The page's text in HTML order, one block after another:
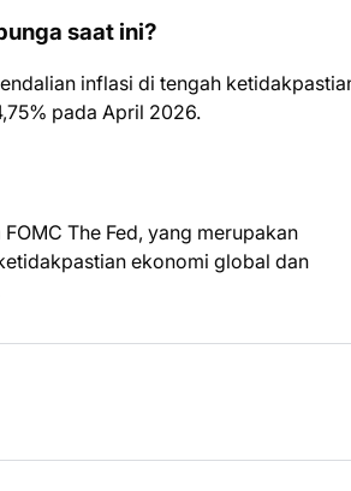
saat ini?
inflasi di tengah
pada April 2026.
The Fed, yang merupakan
ekonomi global dan